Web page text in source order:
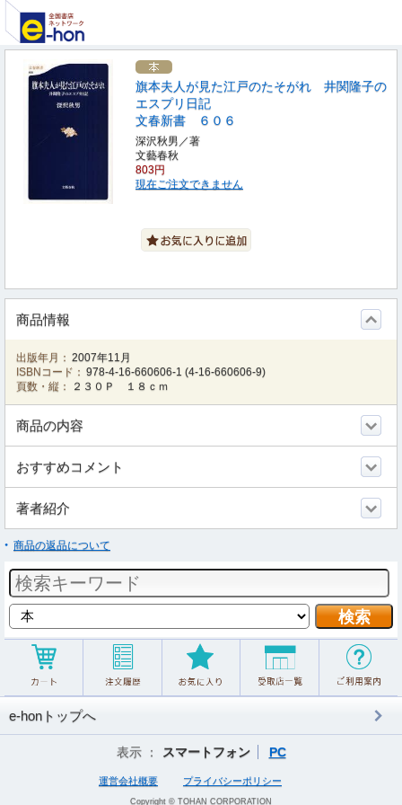
旗本夫人が見た江戸のたそがれ 井関隆子の
エスプリ日記
文春新書 ６０６
深沢秋男／著
文藝春秋
803円
現在ご注文できません
商品情報
出版年月： 2007年11月
ISBNコード： 978-4-16-660606-1 (4-16-660606-9)
頁数・縦：
２３０Ｐ １８ｃｍ
商品の内容
おすすめコメント
著者紹介
商品の返品について
e-honトップへ
表示 ： スマートフォン PC
運営会社概要 プライバシーポリシー
Copyright © TOHAN CORPORATION